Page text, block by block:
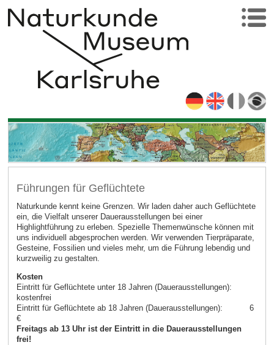
Führungen für Geflüchtete
Naturkunde kennt keine Grenzen. Wir laden daher auch Geflüchtete
ein, die Vielfalt unserer Dauerausstellungen bei einer
Highlightführung zu erleben. Spezielle Themenwünsche können mit
uns individuell abgesprochen werden. Wir verwenden Tierpräparate,
Gesteine, Fossilien und vieles mehr, um die Führung lebendig und
kurzweilig zu gestalten.
Kosten
Eintritt für Geflüchtete unter 18 Jahren (Dauerausstellungen):
kostenfrei
Eintritt für Geflüchtete ab 18 Jahren (Dauerausstellungen): 6
€
Freitags ab 13 Uhr ist der Eintritt in die Dauerausstellungen
frei!